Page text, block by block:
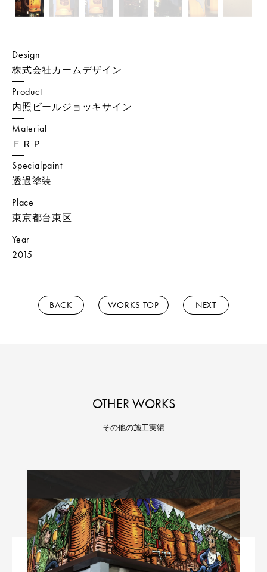
Design
株式会社カームデザイン
Product
内照ビールジョッキサイン
Material
ＦＲＰ
Specialpaint
透過塗装
Place
東京都台東区
Year
2015
BACK WORKS TOP NEXT
OTHER WORKS
その他の施工実績